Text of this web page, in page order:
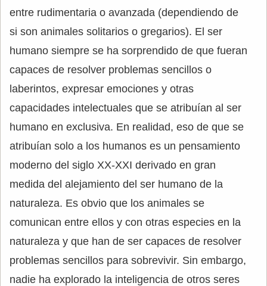
entre rudimentaria o avanzada (dependiendo de
si son animales solitarios o gregarios). El ser
humano siempre se ha sorprendido de que fueran
capaces de resolver problemas sencillos o
laberintos, expresar emociones y otras
capacidades intelectuales que se atribuían al ser
humano en exclusiva. En realidad, eso de que se
atribuían solo a los humanos es un pensamiento
moderno del siglo XX-XXI derivado en gran
medida del alejamiento del ser humano de la
naturaleza. Es obvio que los animales se
comunican entre ellos y con otras especies en la
naturaleza y que han de ser capaces de resolver
problemas sencillos para sobrevivir. Sin embargo,
nadie ha explorado la inteligencia de otros seres